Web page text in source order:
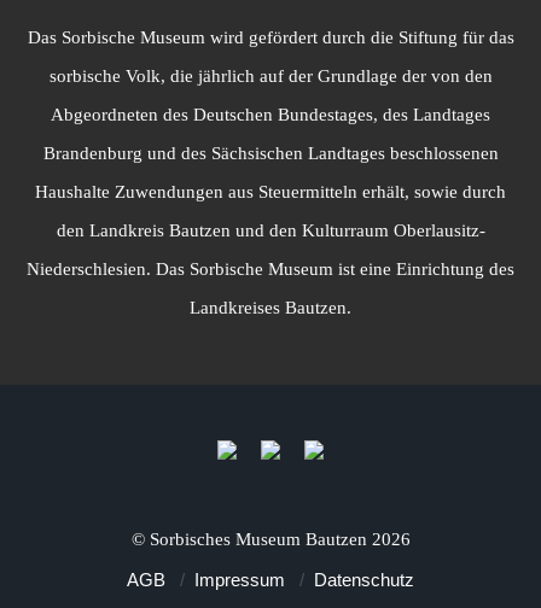
Das Sorbische Museum wird gefördert durch die Stiftung für das
sorbische Volk, die jährlich auf der Grundlage der von den
Abgeordneten des Deutschen Bundestages, des Landtages
Brandenburg und des Sächsischen Landtages beschlossenen
Haushalte Zuwendungen aus Steuermitteln erhält, sowie durch
den Landkreis Bautzen und den Kulturraum Oberlausitz-
Niederschlesien. Das Sorbische Museum ist eine Einrichtung des
Landkreises Bautzen.
© Sorbisches Museum Bautzen 2026
AGB
Impressum Datenschutz